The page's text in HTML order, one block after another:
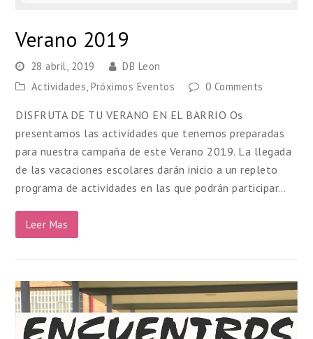
Verano 2019
28 abril, 2019
DB Leon
Actividades,Próximos Eventos 0 Comments
DISFRUTA DE TU VERANO EN EL BARRIO Os
presentamos las actividades que tenemos preparadas
para nuestra campaña de este Verano 2019. La llegada
de las vacaciones escolares darán inicio a un repleto
programa de actividades en las que podrán participar…
Leer Mas